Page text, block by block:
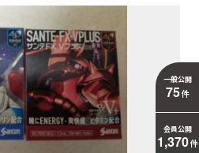
一般公開
75件
会員公開
1,370件